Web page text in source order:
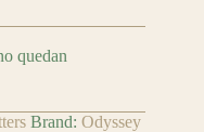
quedan
Brand: Odyssey